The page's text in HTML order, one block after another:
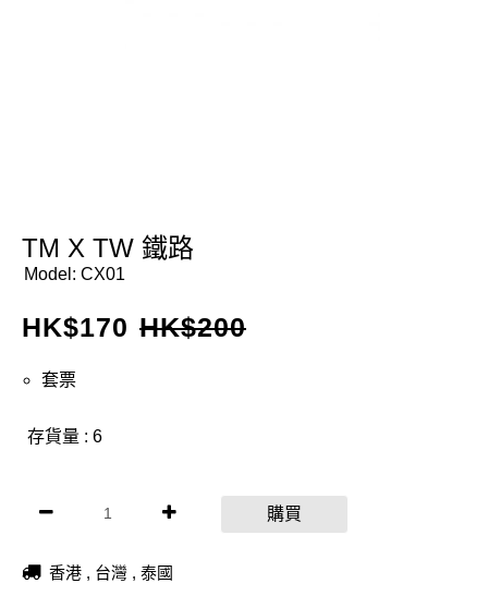
TM X TW 鐵路
Model: CX01
HK$170 HK$200
套票
存貨量 : 6
購買
香港 , 台灣 , 泰國